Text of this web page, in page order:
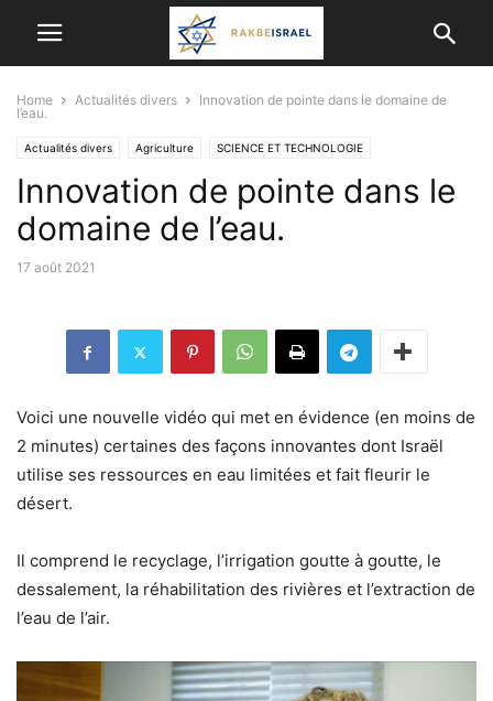
Home Actualités divers
Innovation de pointe dans le domaine de
l’eau.
Actualités divers Agriculture SCIENCE ET TECHNOLOGIE
Innovation de pointe dans le
domaine de l’eau.
17 août 2021
Voici une nouvelle vidéo qui met en évidence (en moins de
2 minutes) certaines des façons innovantes dont Israël
utilise ses ressources en eau limitées et fait fleurir le
désert.
Il comprend le recyclage, l’irrigation goutte à goutte, le
dessalement, la réhabilitation des rivières et l’extraction de
l’eau de l’air.